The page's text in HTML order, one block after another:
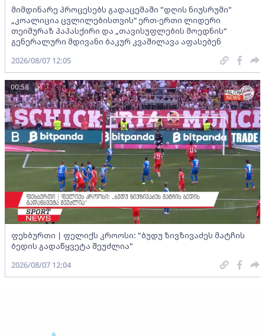
მიმდინარე პროცესებს გადაცემაში "დღის ნიუსრუმი"
„კოალიცია ცვლილებისთვის“ ერთ-ერთი ლიდერი
თეიმურაზ პაპასქირი და „თავისუფლების მოედნის“
გენერალური მდივანი ბაკურ კვაშილავა აფასებენ
2026/08/07 12:05
ფეხბურთი | ფელიქს კროოსი: "ბუდუ ზივზივაძეს მატჩის
ბედის გადაწყვეტა შეუძლია"
00:58
2026/08/07 12:04